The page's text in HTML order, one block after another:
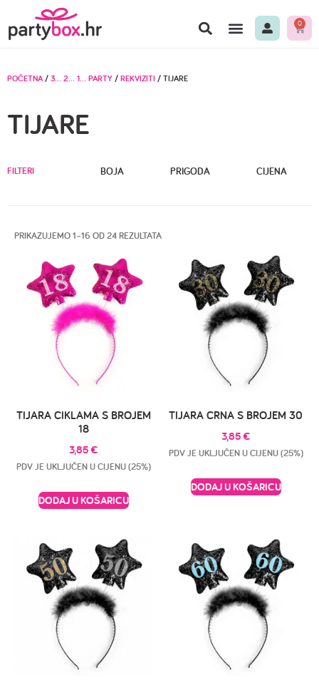
0
POČETNA/3… 2… 1… PARTY/REKVIZITI/ TIJARE
TIJARE
FILTERI BOJA PRIGODA CIJENA
PRIKAZUJEMO 1–16 OD 24 REZULTATA
TIJARA CIKLAMA S BROJEM
18
3,85 €
PDV JE UKLJUČEN U CIJENU (25%)
DODAJ U KOŠARICU
TIJARA CRNA S BROJEM 30
3,85 €
PDV JE UKLJUČEN U CIJENU (25%)
DODAJ U KOŠARICU